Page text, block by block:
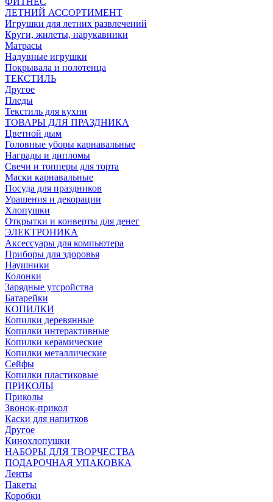
ЛЕТНИЙ АССОРТИМЕНТ
Игрушки для летних развлечений
Круги, жилеты, нарукавники
Матрасы
Надувные игрушки
Покрывала и полотенца
ТЕКСТИЛЬ
Другое
Пледы
Текстиль для кухни
ТОВАРЫ ДЛЯ ПРАЗДНИКА
Цветной дым
Головные уборы карнавальные
Награды и дипломы
Свечи и топперы для торта
Маски карнавальные
Посуда для праздников
Урашения и декорации
Хлопушки
Открытки и конверты для денег
ЭЛЕКТРОНИКА
Аксессуары для компьютера
Приборы для здоровья
Наушники
Колонки
Зарядные утсройства
Батарейки
КОПИЛКИ
Копилки деревянные
Копилки интерактивные
Копилки керамические
Копилки металлические
Сейфы
Копилки пластиковые
ПРИКОЛЫ
Приколы
Звонок-прикол
Каски для напитков
Другое
Кинохлопушки
НАБОРЫ ДЛЯ ТВОРЧЕСТВА
ПОДАРОЧНАЯ УПАКОВКА
Ленты
Пакеты
Коробки